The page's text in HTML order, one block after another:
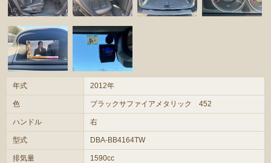
年式 2012年
色 ブラックサファイアメタリック 452
ハンドル 右
型式 DBA-BB4164TW
排気量 1590cc